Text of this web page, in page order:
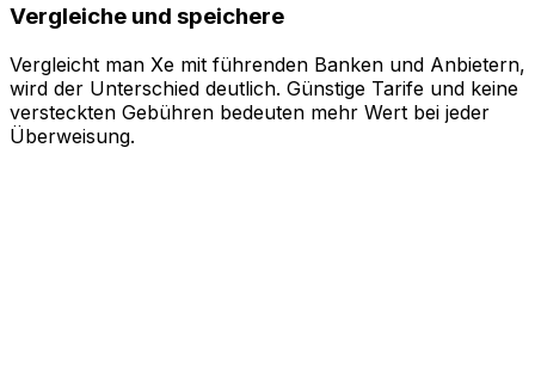
Vergleiche und speichere
Vergleicht man Xe mit führenden Banken und Anbietern,
wird der Unterschied deutlich. Günstige Tarife und keine
versteckten Gebühren bedeuten mehr Wert bei jeder
Überweisung.